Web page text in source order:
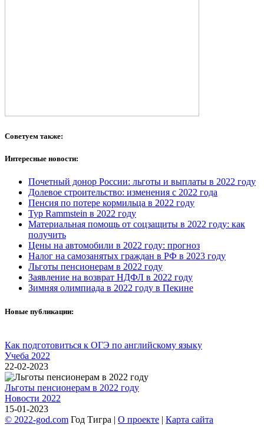
Советуем также:
Интересные новости:
Почетный донор России: льготы и выплаты в 2022 году
Долевое строительство: изменения с 2022 года
Пенсия по потере кормильца в 2022 году
Тур Rammstein в 2022 году
Материальная помощь от соцзащиты в 2022 году: как
получить
Цены на автомобили в 2022 году: прогноз
Налог на самозанятых граждан в РФ в 2023 году
Льготы пенсионерам в 2022 году
Заявление на возврат НДФЛ в 2022 году
Зимняя олимпиада в 2022 году в Пекине
Новые публикации:
Как подготовиться к ОГЭ по английскому языку
Учеба 2022
22-02-2023
Льготы пенсионерам в 2022 году
Новости 2022
15-01-2023
© 2022-god.com Год Тигра | О проекте | Карта сайта